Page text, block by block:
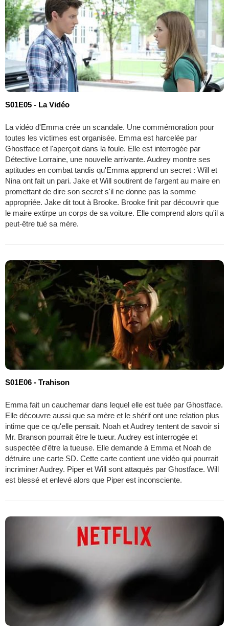
S01E05 - La Vidéo
La vidéo d'Emma crée un scandale. Une commémoration pour
toutes les victimes est organisée. Emma est harcelée par
Ghostface et l'aperçoit dans la foule. Elle est interrogée par
Détective Lorraine, une nouvelle arrivante. Audrey montre ses
aptitudes en combat tandis qu'Emma apprend un secret : Will et
Nina ont fait un pari. Jake et Will soutirent de l'argent au maire en
promettant de dire son secret s'il ne donne pas la somme
appropriée. Jake dit tout à Brooke. Brooke finit par découvrir que
le maire extirpe un corps de sa voiture. Elle comprend alors qu'il a
peut-être tué sa mère.
S01E06 - Trahison
Emma fait un cauchemar dans lequel elle est tuée par Ghostface.
Elle découvre aussi que sa mère et le shérif ont une relation plus
intime que ce qu'elle pensait. Noah et Audrey tentent de savoir si
Mr. Branson pourrait être le tueur. Audrey est interrogée et
suspectée d'être la tueuse. Elle demande à Emma et Noah de
détruire une carte SD. Cette carte contient une vidéo qui pourrait
incriminer Audrey. Piper et Will sont attaqués par Ghostface. Will
est blessé et enlevé alors que Piper est inconsciente.